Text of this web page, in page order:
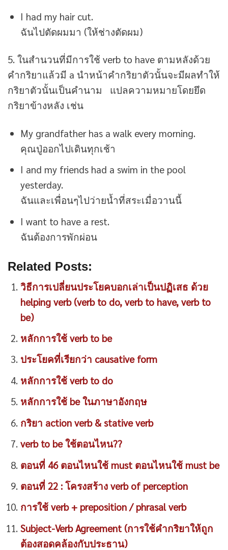
I had my hair cut.
ฉันไปตัดผมมา (ให้ช่างตัดผม)
5. ในสำนวนที่มีการใช้ verb to have ตามหลังด้วย
คำกริยาแล้วมี a นำหน้าคำกริยาตัวนั้นจะมีผลทำให้
กริยาตัวนั้นเป็นคำนาม แปลความหมายโดยยึด
กริยาข้างหลัง เช่น
My grandfather has a walk every morning.
คุณปู่ออกไปเดินทุกเช้า
I and my friends had a swim in the pool
yesterday.
ฉันและเพื่อนๆไปว่ายน้ำที่สระเมื่อวานนี้
I want to have a rest.
ฉันต้องการพักผ่อน
Related Posts:
วิธีการเปลี่ยนประโยคบอกเล่าเป็นปฏิเสธ ด้วย
helping verb (verb to do, verb to have, verb to
be)
หลักการใช้ verb to be
ประโยคที่เรียกว่า causative form
หลักการใช้ verb to do
หลักการใช้ be ในภาษาอังกฤษ
กริยา action verb & stative verb
verb to be ใช้ตอนไหน??
ตอนที่ 46 ตอนไหนใช้ must ตอนไหนใช้ must be
ตอนที่ 22 : โครงสร้าง verb of perception
การใช้ verb + preposition / phrasal verb
Subject-Verb Agreement (การใช้คำกริยาให้ถูก
ต้องสอดคล้องกับประธาน)